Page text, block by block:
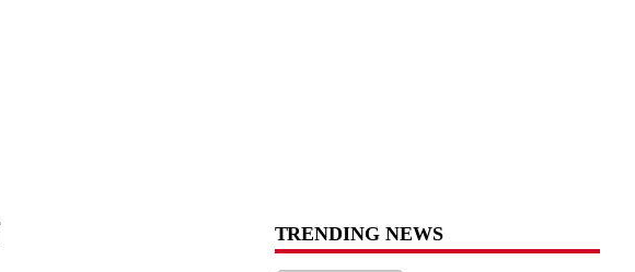
TRENDING NEWS